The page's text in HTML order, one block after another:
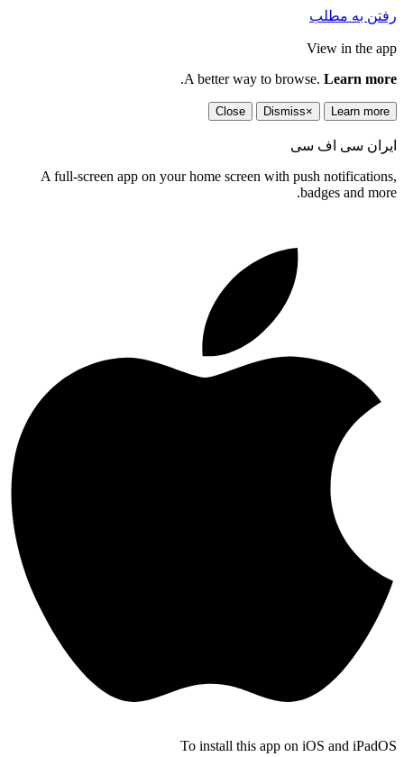
رفتن به مطلب
View in the app
A better way to browse. Learn more
.
Learn more
×
Dismiss
Close
ایران سی اف سی
A full-screen app on your home screen with push notifications,
badges and more.
To install this app on iOS and iPadOS